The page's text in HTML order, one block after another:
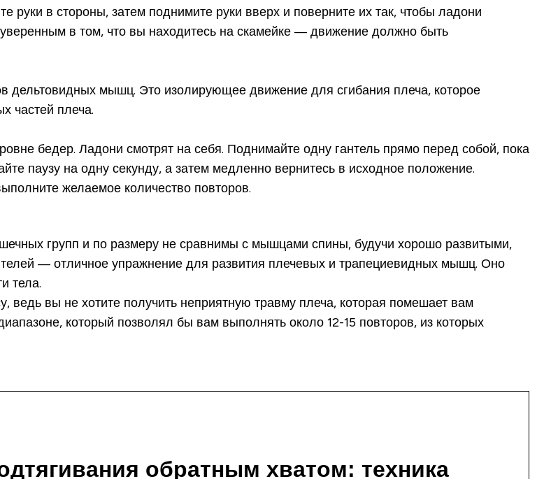
руки в стороны, затем поднимите руки вверх и поверните их так, чтобы ладони
в том, что вы находитесь на скамейке — движение должно быть
дельтовидных мышц. Это изолирующее движение для сгибания плеча, которое
частей плеча.
бедер. Ладони смотрят на себя. Поднимайте одну гантель прямо перед собой, пока
паузу на одну секунду, а затем медленно вернитесь в исходное положение.
желаемое количество повторов.
групп и по размеру не сравнимы с мышцами спины, будучи хорошо развитыми,
— отличное упражнение для развития плечевых и трапециевидных мышц. Оно
тела.
вы не хотите получить неприятную травму плеча, которая помешает вам
который позволял бы вам выполнять около 12-15 повторов, из которых
обратным хватом: техника